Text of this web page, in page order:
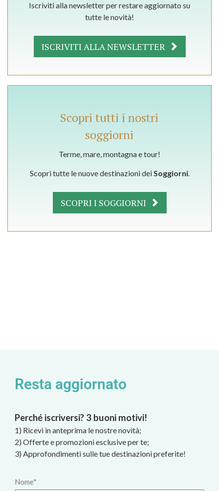
Iscriviti alla newsletter per restare aggiornato su
tutte le novità!
ISCRIVITI ALLA NEWSLETTER
Scopri tutti i nostri
soggiorni
Terme, mare, montagna e tour!
Scopri tutte le nuove destinazioni deiSoggiorni.
SCOPRI I SOGGIORNI
Resta aggiornato
Perché iscriversi? 3 buoni motivi!
1) Ricevi in anteprima le nostre novità;
2) Offerte e promozioni esclusive per te;
3) Approfondimenti sulle tue destinazioni preferite!
Nome*